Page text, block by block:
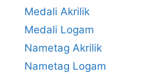
Medali Akrilik
Medali Logam
Nametag Akrilik
Nametag Logam